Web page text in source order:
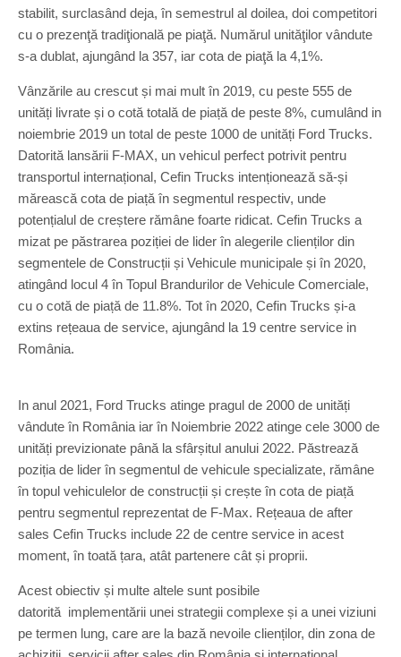
stabilit, surclasând deja, în semestrul al doilea, doi competitori
cu o prezenţă tradiţională pe piaţă. Numărul unităţilor vândute
s-a dublat, ajungând la 357, iar cota de piaţă la 4,1%.
Vânzările au crescut și mai mult în 2019, cu peste 555 de
unități livrate și o cotă totală de piață de peste 8%, cumulând in
noiembrie 2019 un total de peste 1000 de unități Ford Trucks.
Datorită lansării F-MAX, un vehicul perfect potrivit pentru
transportul internațional, Cefin Trucks intenționează să-și
mărească cota de piață în segmentul respectiv, unde
potențialul de creștere rămâne foarte ridicat. Cefin Trucks a
mizat pe păstrarea poziției de lider în alegerile clienților din
segmentele de Construcții și Vehicule municipale și în 2020,
atingând locul 4 în Topul Brandurilor de Vehicule Comerciale,
cu o cotă de piață de 11.8%. Tot în 2020, Cefin Trucks și-a
extins rețeaua de service, ajungând la 19 centre service in
România.
In anul 2021, Ford Trucks atinge pragul de 2000 de unități
vândute în România iar în Noiembrie 2022 atinge cele 3000 de
unități previzionate până la sfârșitul anului 2022. Păstrează
poziția de lider în segmentul de vehicule specializate, rămâne
în topul vehiculelor de construcții și crește în cota de piață
pentru segmentul reprezentat de F-Max. Rețeaua de after
sales Cefin Trucks include 22 de centre service in acest
moment, în toată țara, atât partenere cât și proprii.
Acest obiectiv și multe altele sunt posibile
datorită implementării unei strategii complexe și a unei viziuni
pe termen lung, care are la bază nevoile clienților, din zona de